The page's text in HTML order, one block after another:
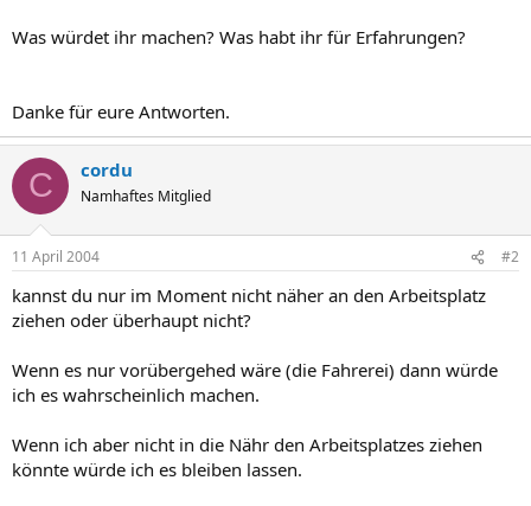
Was würdet ihr machen? Was habt ihr für Erfahrungen?
Danke für eure Antworten.
C cordu
Namhaftes Mitglied
11 April 2004 #2
kannst du nur im Moment nicht näher an den Arbeitsplatz
ziehen oder überhaupt nicht?
Wenn es nur vorübergehed wäre (die Fahrerei) dann würde
ich es wahrscheinlich machen.
Wenn ich aber nicht in die Nähr den Arbeitsplatzes ziehen
könnte würde ich es bleiben lassen.